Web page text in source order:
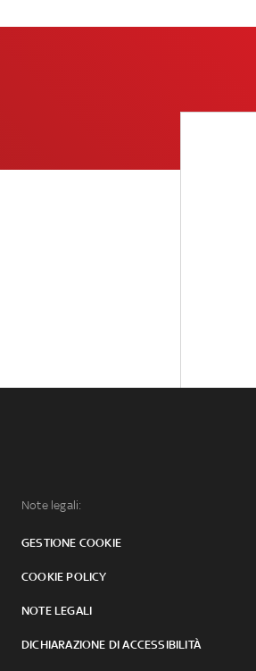
Note legali:
GESTIONE COOKIE
COOKIE POLICY
NOTE LEGALI
DICHIARAZIONE DI ACCESSIBILITÀ